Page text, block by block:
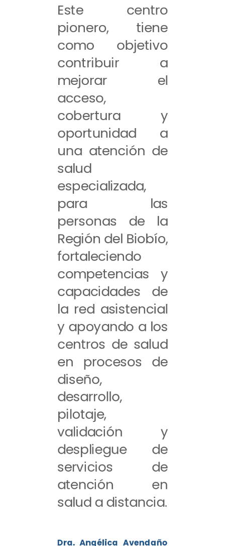
Este centro
pionero, tiene
como objetivo
contribuir a
mejorar el
acceso,
cobertura y
oportunidad a
una atención de
salud
especializada,
para las
personas de la
Región del Biobío,
fortaleciendo
competencias y
capacidades de
la red asistencial
y apoyando a los
centros de salud
en procesos de
diseño,
desarrollo,
pilotaje,
validación y
despliegue de
servicios de
atención en
salud a distancia.
Dra. Angélica Avendaño